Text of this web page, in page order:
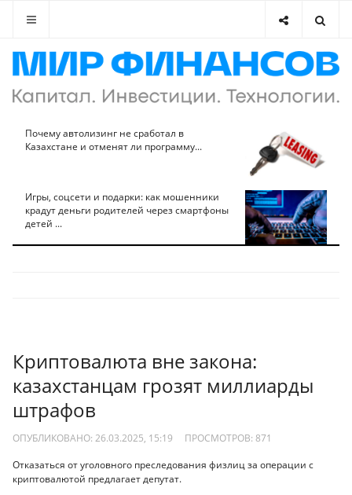
Почему автолизинг не сработал в
Казахстане и отменят ли программу...
Игры, соцсети и подарки: как мошенники
крадут деньги родителей через смартфоны
детей ...
Криптовалюта вне закона:
казахстанцам грозят миллиарды
штрафов
ОПУБЛИКОВАНО: 26.03.2025, 15:19 ПРОСМОТРОВ: 871
Отказаться от уголовного преследования физлиц за операции с
криптовалютой предлагает депутат.